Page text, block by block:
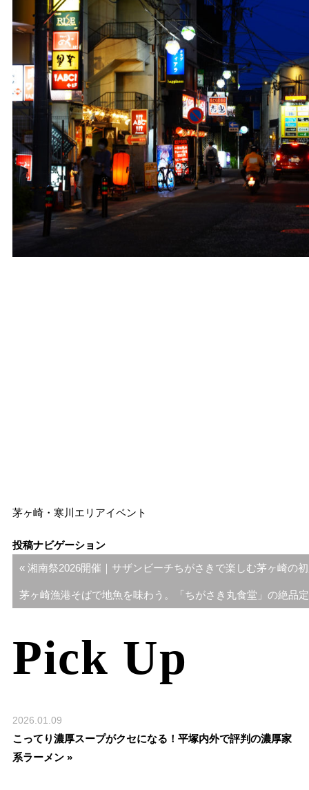
茅ヶ崎・寒川エリアイベント
投稿ナビゲーション
« 湘南祭2026開催｜サザンビーチちがさきで楽しむ茅ヶ崎の
茅ヶ崎漁港そばで地魚を味わう。「ちがさき丸食堂」の絶品
Pick Up
2026.01.09
こってり濃厚スープがクセになる！平塚内外で評判の濃厚家
系ラーメン »